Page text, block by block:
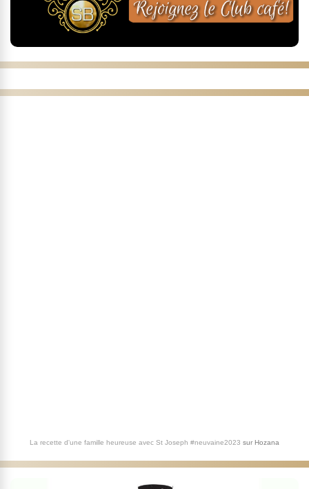
La recette d'une famille heureuse avec St Joseph #neuvaine2023 sur Hozana